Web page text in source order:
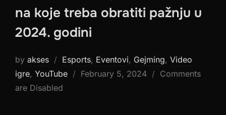
na koje treba obratiti pažnju u
2024. godini
by akses Esports, Eventovi, Gejming, Video
igre, YouTube
Posted
February 5, 2024
Comments
are Disabled